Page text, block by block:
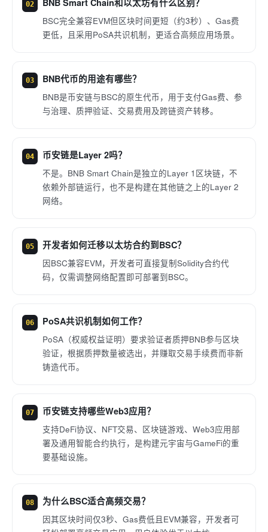
02 BNB Smart Chain和以太坊有什么区别？
BSC完全兼容EVM但区块时间更短（约3秒）、Gas费
更低，且采用PoSA共识机制，更适合高频应用场景。
03 BNB代币的用途有哪些？
BNB是币安链与BSC的原生代币，用于支付Gas费、参
与治理、质押验证、交易费用及跨链资产转移。
04 币安链是Layer 2吗？
不是。BNB Smart Chain是独立的Layer 1区块链，不
依赖外部链运行，也不是构建在其他链之上的Layer 2
网络。
05 开发者如何迁移以太坊合约到BSC？
因BSC兼容EVM，开发者可直接复制Solidity合约代
码，仅需调整网络配置即可部署到BSC。
06 PoSA共识机制如何工作？
PoSA（权威权益证明）要求验证者质押BNB参与区块
验证，根据质押数量被选出，并赚取交易手续费而非新
铸造代币。
07 币安链支持哪些Web3应用？
支持DeFi协议、NFT交易、区块链游戏、Web3应用部
署及通用智能合约执行，是构建元宇宙与GameFi的重
要基础设施。
08 为什么BSC适合高频交易？
因其区块时间仅3秒、Gas费低且EVM兼容，开发者可